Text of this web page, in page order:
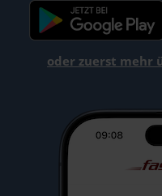
oder zuerst mehr